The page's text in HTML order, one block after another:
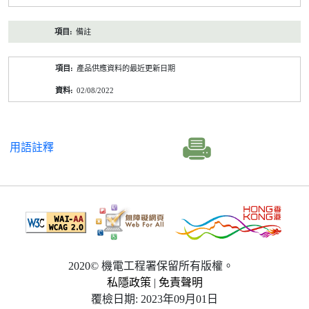
備註
產品供應資料的最近更新日期
02/08/2022
用語註釋
2020© 機電工程署保留所有版權。
私隱政策 | 免責聲明
覆檢日期: 2023年09月01日